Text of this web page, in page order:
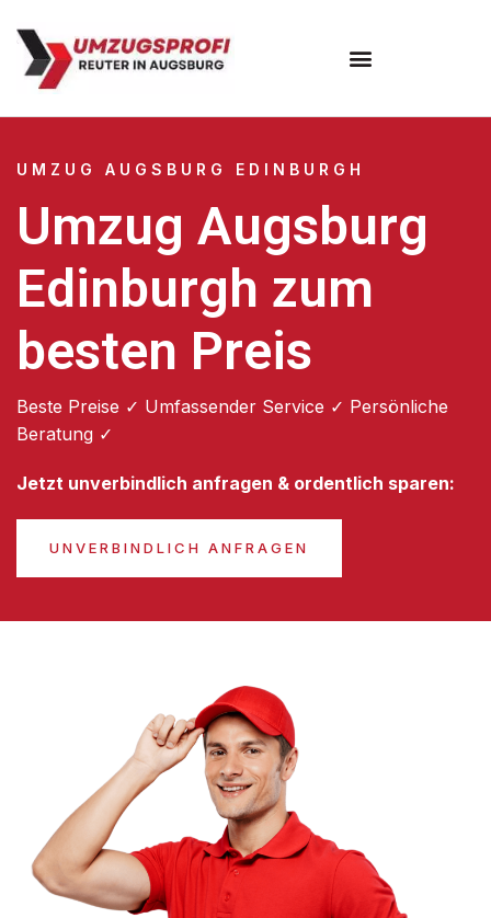
UMZUG AUGSBURG EDINBURGH
Umzug Augsburg
Edinburgh zum
besten Preis
Beste Preise ✓ Umfassender Service ✓ Persönliche
Beratung ✓
Jetzt unverbindlich anfragen & ordentlich sparen:
UNVERBINDLICH ANFRAGEN